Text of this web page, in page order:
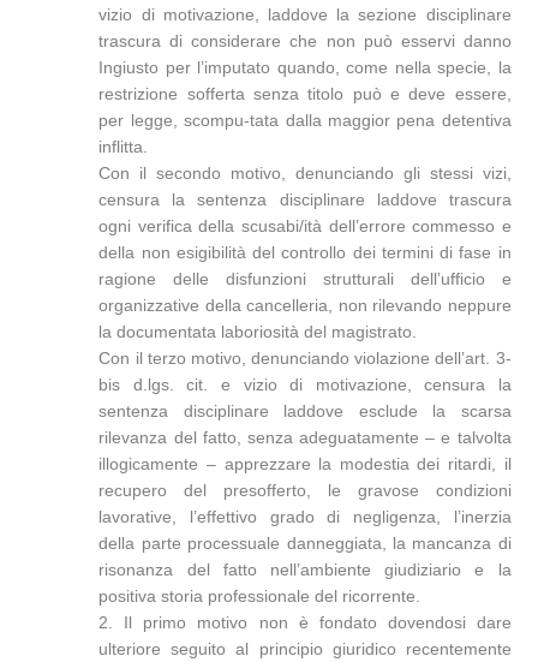
vizio di motivazione, laddove la sezione disciplinare
trascura di considerare che non può esservi danno
Ingiusto per l’imputato quando, come nella specie, la
restrizione sofferta senza titolo può e deve essere,
per legge, scompu-tata dalla maggior pena detentiva
inflitta.
Con il secondo motivo, denunciando gli stessi vizi,
censura la sentenza disciplinare laddove trascura
ogni verifica della scusabi/ità dell’errore commesso e
della non esigibilità del controllo dei termini di fase in
ragione delle disfunzioni strutturali dell’ufficio e
organizzative della cancelleria, non rilevando neppure
la documentata laboriosità del magistrato.
Con il terzo motivo, denunciando violazione dell’art. 3-
bis d.lgs. cit. e vizio di motivazione, censura la
sentenza disciplinare laddove esclude la scarsa
rilevanza del fatto, senza adeguatamente – e talvolta
illogicamente – apprezzare la modestia dei ritardi, il
recupero del presofferto, le gravose condizioni
lavorative, l’effettivo grado di negligenza, l’inerzia
della parte processuale danneggiata, la mancanza di
risonanza del fatto nell’ambiente giudiziario e la
positiva storia professionale del ricorrente.
2. Il primo motivo non è fondato dovendosi dare
ulteriore seguito al principio giuridico recentemente